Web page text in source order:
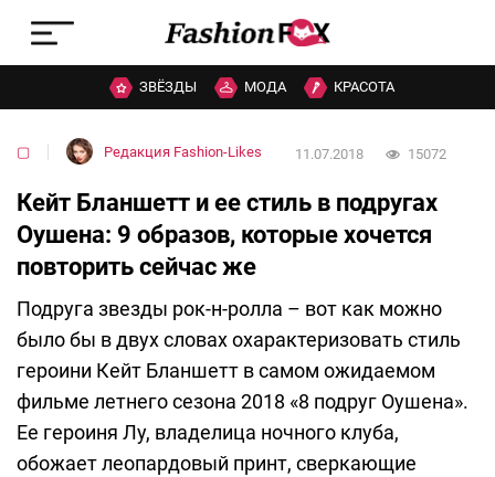
ЗВЁЗДЫ МОДА КРАСОТА
▢ Редакция Fashion-Likes 11.07.2018 15072
Кейт Бланшетт и ее стиль в подругах
Оушена: 9 образов, которые хочется
повторить сейчас же
Подруга звезды рок-н-ролла – вот как можно
было бы в двух словах охарактеризовать стиль
героини Кейт Бланшетт в самом ожидаемом
фильме летнего сезона 2018 «8 подруг Оушена».
Ее героиня Лу, владелица ночного клуба,
обожает леопардовый принт, сверкающие